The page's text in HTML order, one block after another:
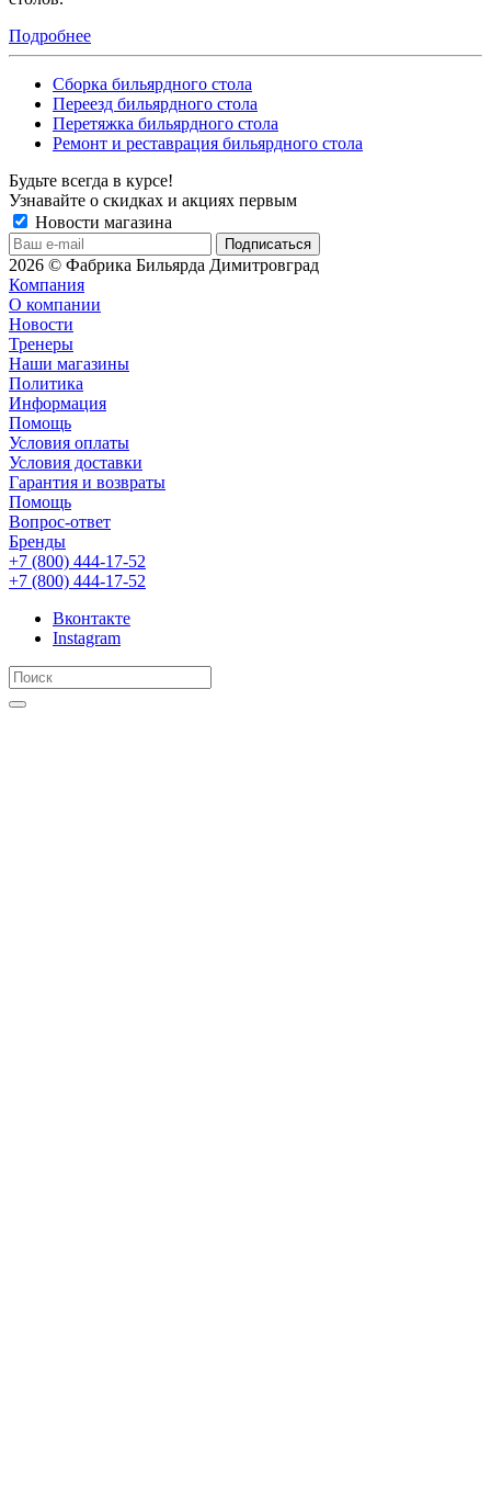
Подробнее
Сборка бильярдного стола
Переезд бильярдного стола
Перетяжка бильярдного стола
Ремонт и реставрация бильярдного стола
Будьте всегда в курсе!
Узнавайте о скидках и акциях первым
Новости магазина
2026 © Фабрика Бильярда Димитровград
Компания
О компании
Новости
Тренеры
Наши магазины
Политика
Информация
Помощь
Условия оплаты
Условия доставки
Гарантия и возвраты
Помощь
Вопрос-ответ
Бренды
+7 (800) 444-17-52
+7 (800) 444-17-52
Вконтакте
Instagram